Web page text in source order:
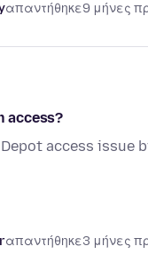
απαντήθηκε9 μήνες
access?
access issue
απαντήθηκε3 μήνες